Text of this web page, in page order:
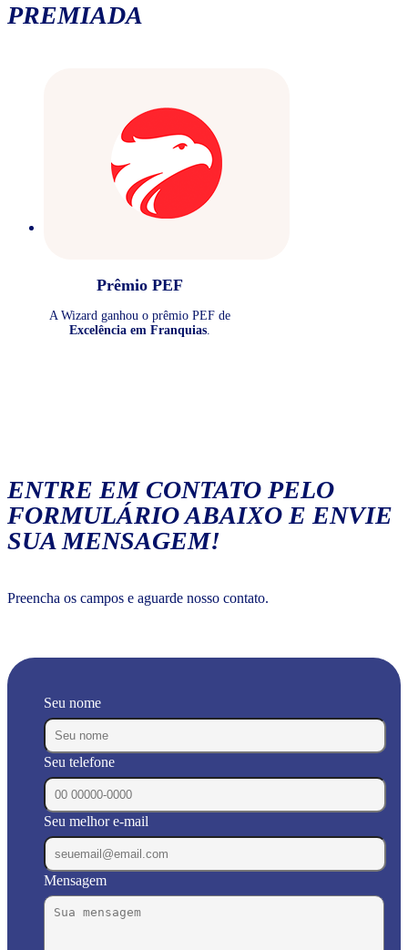
PREMIADA
Prêmio PEF
A Wizard ganhou o prêmio PEF de
Excelência em Franquias.
ENTRE EM CONTATO PELO
FORMULÁRIO ABAIXO E ENVIE
SUA MENSAGEM!
Preencha os campos e aguarde nosso contato.
Seu nome
Seu telefone
Seu melhor e-mail
Mensagem